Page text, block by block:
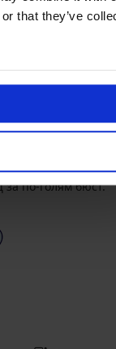
that they’ve
0
за по-голям бюст.